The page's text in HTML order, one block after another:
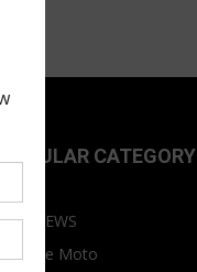
POPULAR CATEGORY
TOPNEWS
Carro e Moto